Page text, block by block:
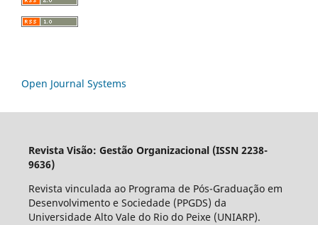
Open Journal Systems
Revista Visão: Gestão Organizacional (ISSN 2238-
9636)
Revista vinculada ao Programa de Pós-Graduação em
Desenvolvimento e Sociedade (PPGDS) da
Universidade Alto Vale do Rio do Peixe (UNIARP).